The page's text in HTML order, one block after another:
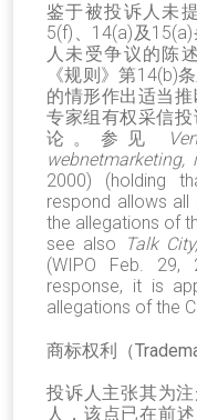
鉴于被投诉人未
5(f)、14(a)及
人未受争议的陈
《规则》第14(b)
的情形作出适当
专家组有权采信
论。参见
webnetmarketing,
2000) (holding
respond allows
the allegations of
see also
Talk
(WIPO Feb.
response, it is
allegations of the
商标权利（
投诉人主张其为注
人，该点已在前